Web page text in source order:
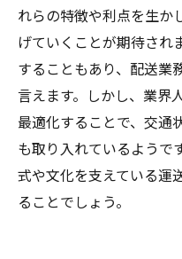
れらの特徴や利点を生か
げていくことが期待され
することもあり、配送業
言えます。しかし、業界
最適化することで、交通
も取り入れているようで
式や文化を支えている運
ることでしょう。